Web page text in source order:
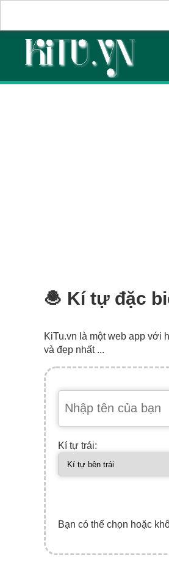
🧆 Kí tự đặc
KiTu.vn là một web app với
và đẹp nhất ...
Kí tự trái:
Bạn có thể chọn hoặc